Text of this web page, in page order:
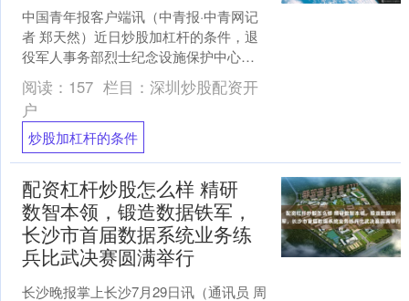
中国青年报客户端讯（中青报·中青网记
者 郑天然）近日炒股加杠杆的条件，退
役军人事务部烈士纪念设施保护中心在
云南昆明组织召开新时代英烈红色文化
传承发展座谈会。 与....
阅读： 157 栏目： 深圳炒股配资开
户
炒股加杠杆的条件
配资杠杆炒股怎么样 精研
数智本领，锻造数据铁军，
长沙市首届数据系统业务练
兵比武决赛圆满举行
长沙晚报掌上长沙7月29日讯（通讯员 周